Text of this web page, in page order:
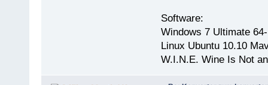
Software:
Windows 7 Ultimate
Linux Ubuntu 10.10
W.I.N.E. Wine Is Not